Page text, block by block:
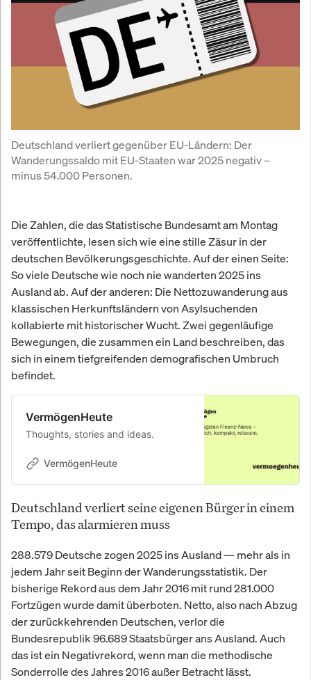
Deutschland verliert gegenüber EU-Ländern: Der
Wanderungssaldo mit EU-Staaten war 2025 negativ –
minus 54.000 Personen.
Die Zahlen, die das Statistische Bundesamt am Montag
veröffentlichte, lesen sich wie eine stille Zäsur in der
deutschen Bevölkerungsgeschichte. Auf der einen Seite:
So viele Deutsche wie noch nie wanderten 2025 ins
Ausland ab. Auf der anderen: Die Nettozuwanderung aus
klassischen Herkunftsländern von Asylsuchenden
kollabierte mit historischer Wucht. Zwei gegenläufige
Bewegungen, die zusammen ein Land beschreiben, das
sich in einem tiefgreifenden demografischen Umbruch
befindet.
VermögenHeute
Thoughts, stories and ideas.
VermögenHeute
Deutschland verliert seine eigenen Bürger in einem
Tempo, das alarmieren muss
288.579 Deutsche zogen 2025 ins Ausland — mehr als in
jedem Jahr seit Beginn der Wanderungsstatistik. Der
bisherige Rekord aus dem Jahr 2016 mit rund 281.000
Fortzügen wurde damit überboten. Netto, also nach Abzug
der zurückkehrenden Deutschen, verlor die
Bundesrepublik 96.689 Staatsbürger ans Ausland. Auch
das ist ein Negativrekord, wenn man die methodische
Sonderrolle des Jahres 2016 außer Betracht lässt.